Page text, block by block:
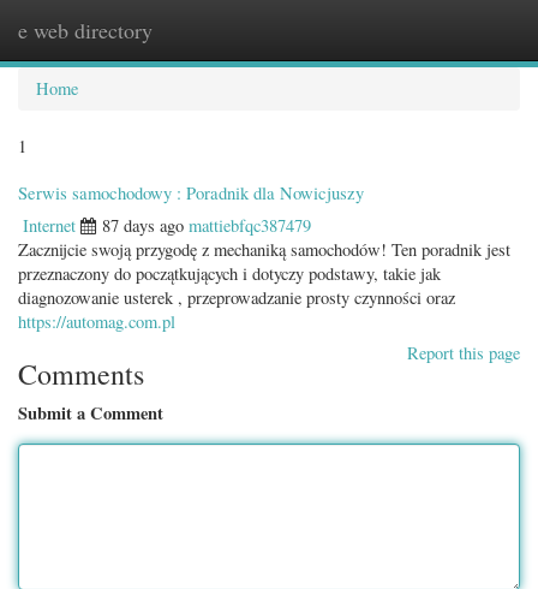
e web directory
Home
1
Serwis samochodowy : Poradnik dla Nowicjuszy
Internet 87 days ago mattiebfqc387479
Zacznijcie swoją przygodę z mechaniką samochodów! Ten poradnik jest
przeznaczony do początkujących i dotyczy podstawy, takie jak
diagnozowanie usterek , przeprowadzanie prosty czynności oraz
https://automag.com.pl
Report this page
Comments
Submit a Comment